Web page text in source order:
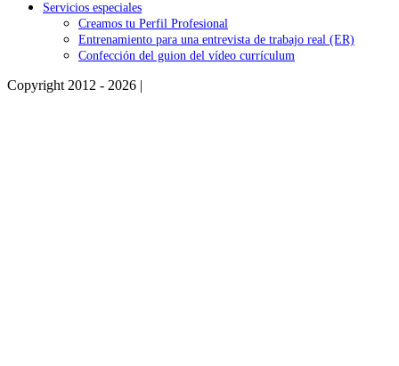
Servicios especiales
Creamos tu Perfil Profesional
Entrenamiento para una entrevista de trabajo real (ER)
Confección del guion del vídeo currículum
Copyright 2012 - 2026 |